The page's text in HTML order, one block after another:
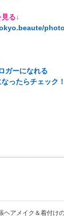
る↓
ガーになれる
ったらチェック！
ヘアメイク＆着付け